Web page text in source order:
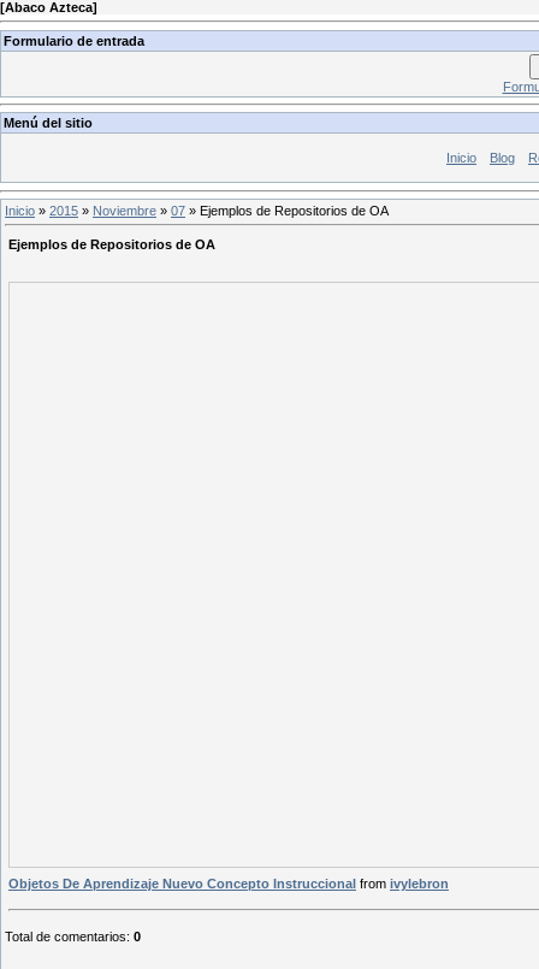
[Abaco Azteca]
Formulario de entrada
Menú del sitio
Inicio Blog
Inicio » 2015 » Noviembre » 07 » Ejemplos de Repositorios de OA
Ejemplos de Repositorios de OA
Objetos De Aprendizaje Nuevo Concepto Instruccional from ivylebron
Total de comentarios: 0